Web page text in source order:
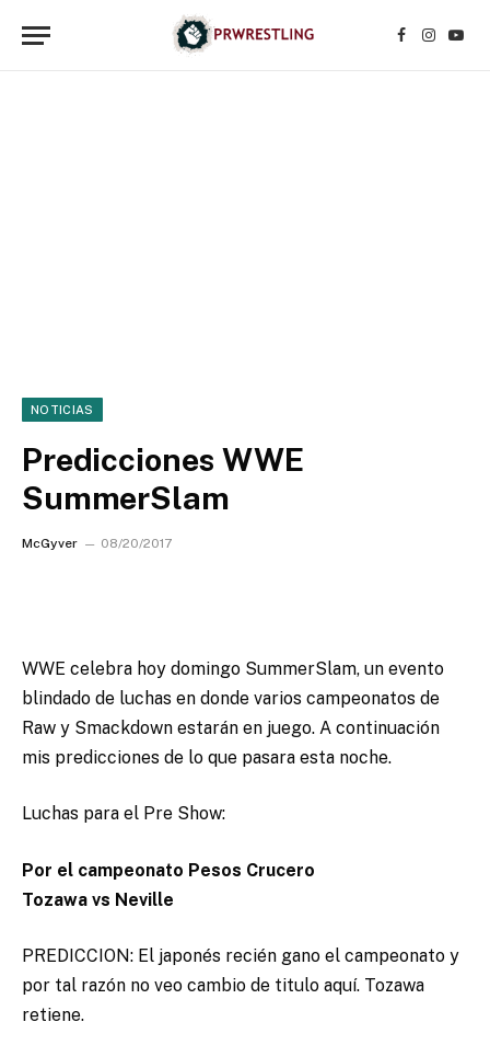
Facebook
NOTICIAS
Predicciones WWE
SummerSlam
McGyver 08/20/2017
WWE celebra hoy domingo SummerSlam, un evento
blindado de luchas en donde varios campeonatos de
Raw y Smackdown estarán en juego. A continuación
mis predicciones de lo que pasara esta noche.
Luchas para el Pre Show:
Por el campeonato Pesos Crucero
Tozawa vs Neville
PREDICCION: El japonés recién gano el campeonato y
por tal razón no veo cambio de titulo aquí. Tozawa
retiene.